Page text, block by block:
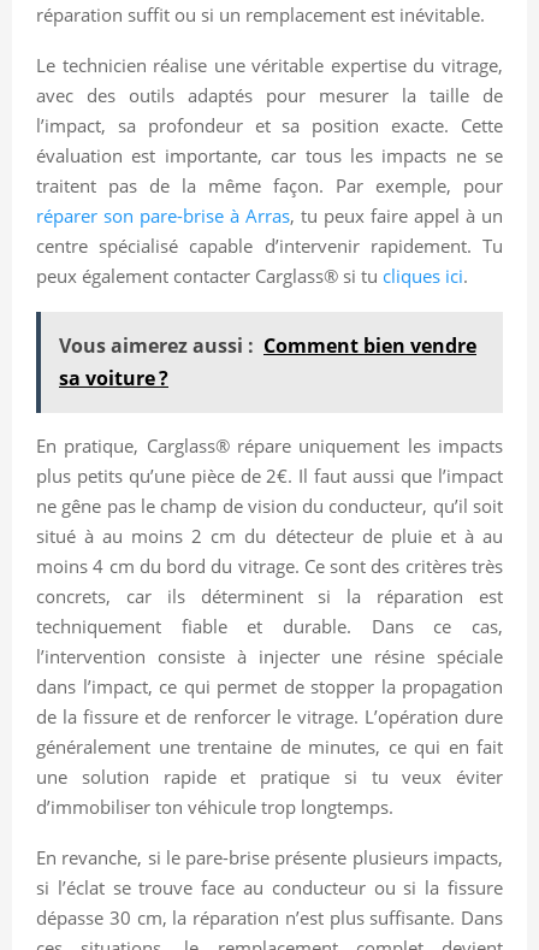
réparation suffit ou si un remplacement est inévitable.
Le technicien réalise une véritable expertise du vitrage,
avec des outils adaptés pour mesurer la taille de
l’impact, sa profondeur et sa position exacte. Cette
évaluation est importante, car tous les impacts ne se
traitent pas de la même façon. Par exemple, pour
réparer son pare-brise à Arras, tu peux faire appel à un
centre spécialisé capable d’intervenir rapidement. Tu
peux également contacter Carglass® si tu cliques ici.
Vous aimerez aussi : Comment bien vendre
sa voiture ?
En pratique, Carglass® répare uniquement les impacts
plus petits qu’une pièce de 2€. Il faut aussi que l’impact
ne gêne pas le champ de vision du conducteur, qu’il soit
situé à au moins 2 cm du détecteur de pluie et à au
moins 4 cm du bord du vitrage. Ce sont des critères très
concrets, car ils déterminent si la réparation est
techniquement fiable et durable. Dans ce cas,
l’intervention consiste à injecter une résine spéciale
dans l’impact, ce qui permet de stopper la propagation
de la fissure et de renforcer le vitrage. L’opération dure
généralement une trentaine de minutes, ce qui en fait
une solution rapide et pratique si tu veux éviter
d’immobiliser ton véhicule trop longtemps.
En revanche, si le pare-brise présente plusieurs impacts,
si l’éclat se trouve face au conducteur ou si la fissure
dépasse 30 cm, la réparation n’est plus suffisante. Dans